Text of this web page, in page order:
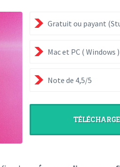
Gratuit ou payant
Mac et PC ( Windows )
Note de 4,5/5